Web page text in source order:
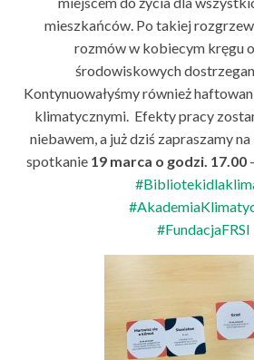
mieszkańców. Po takiej
rozmów w kobiecym kręgu
środowiskowych
Kontynuowałyśmy również
klimatycznymi. Efekty pracy
niebawem, a już dziś zapraszamy
spotkanie 19 marca o godzi. 17.00
#FundacjaFRSI